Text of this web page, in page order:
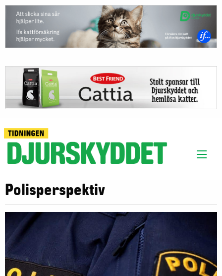
Polisperspektiv